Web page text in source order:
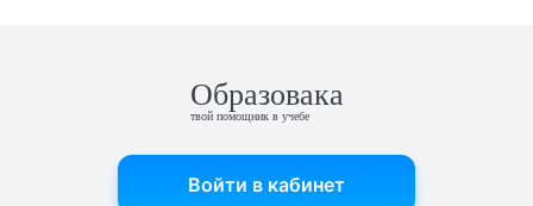
Образовака
твой помощник в учебе
Войти в кабинет